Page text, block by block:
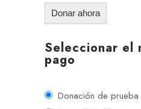
Donar ahora
Seleccionar el
pago
Donación de prueba